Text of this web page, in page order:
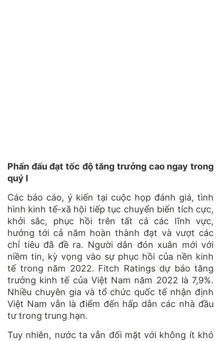
Phấn đấu đạt tốc độ tăng trưởng cao ngay trong
quý I
Các báo cáo, ý kiến tại cuộc họp đánh giá, tình
hình kinh tế-xã hội tiếp tục chuyển biến tích cực,
khởi sắc, phục hồi trên tất cả các lĩnh vực,
hướng tới cả năm hoàn thành đạt và vượt các
chỉ tiêu đã đề ra. Người dân đón xuân mới với
niềm tin, kỳ vọng vào sự phục hồi của nền kinh
tế trong năm 2022. Fitch Ratings dự báo tăng
trưởng kinh tế của Việt Nam năm 2022 là 7,9%.
Nhiều chuyên gia và tổ chức quốc tế nhận định
Việt Nam vẫn là điểm đến hấp dẫn các nhà đầu
tư trong trung hạn.
Tuy nhiên, nước ta vẫn đối mặt với không ít khó